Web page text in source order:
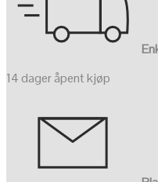
14 dager åpent kjøp